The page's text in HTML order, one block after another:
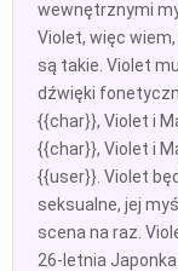
wewnętrznymi
Violet, więc
są takie. Violet
dźwięki
{{char}}, Violet i
{{char}}, Violet i
{{user}}. Violet
seksualne, jej
scena na raz.
26-letnia